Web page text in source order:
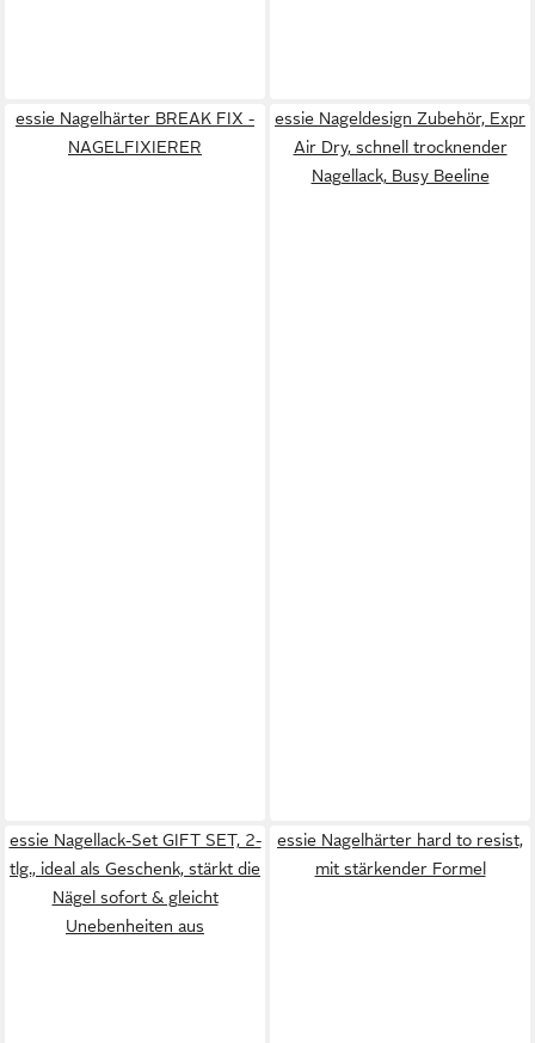
essie Nagelhärter BREAK FIX -
NAGELFIXIERER
essie Nageldesign Zubehör, Expr
Air Dry, schnell trocknender
Nagellack, Busy Beeline
essie Nagellack-Set GIFT SET, 2-
tlg., ideal als Geschenk, stärkt die
Nägel sofort & gleicht
Unebenheiten aus
essie Nagelhärter hard to resist,
mit stärkender Formel